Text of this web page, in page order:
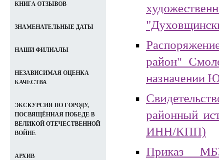
район"
назначении
районный
ИНН/КПП)
Приказ
КНИГА ОТЗЫВОВ
ЗНАМЕНАТЕЛЬНЫЕ ДАТЫ
НАШИ ФИЛИАЛЫ
НЕЗАВИСИМАЯ ОЦЕНКА
КАЧЕСТВА
ЭКСКУРСИЯ ПО ГОРОДУ,
ПОСВЯЩЁННАЯ ПОБЕДЕ В
ВЕЛИКОЙ ОТЕЧЕСТВЕННОЙ
ВОЙНЕ
АРХИВ